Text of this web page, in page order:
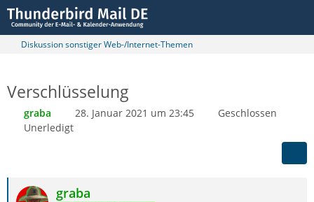
Diskussion sonstiger Web-/Internet-Themen
Verschlüsselung
graba 28. Januar 2021 um 23:45
Geschlossen
Unerledigt
graba